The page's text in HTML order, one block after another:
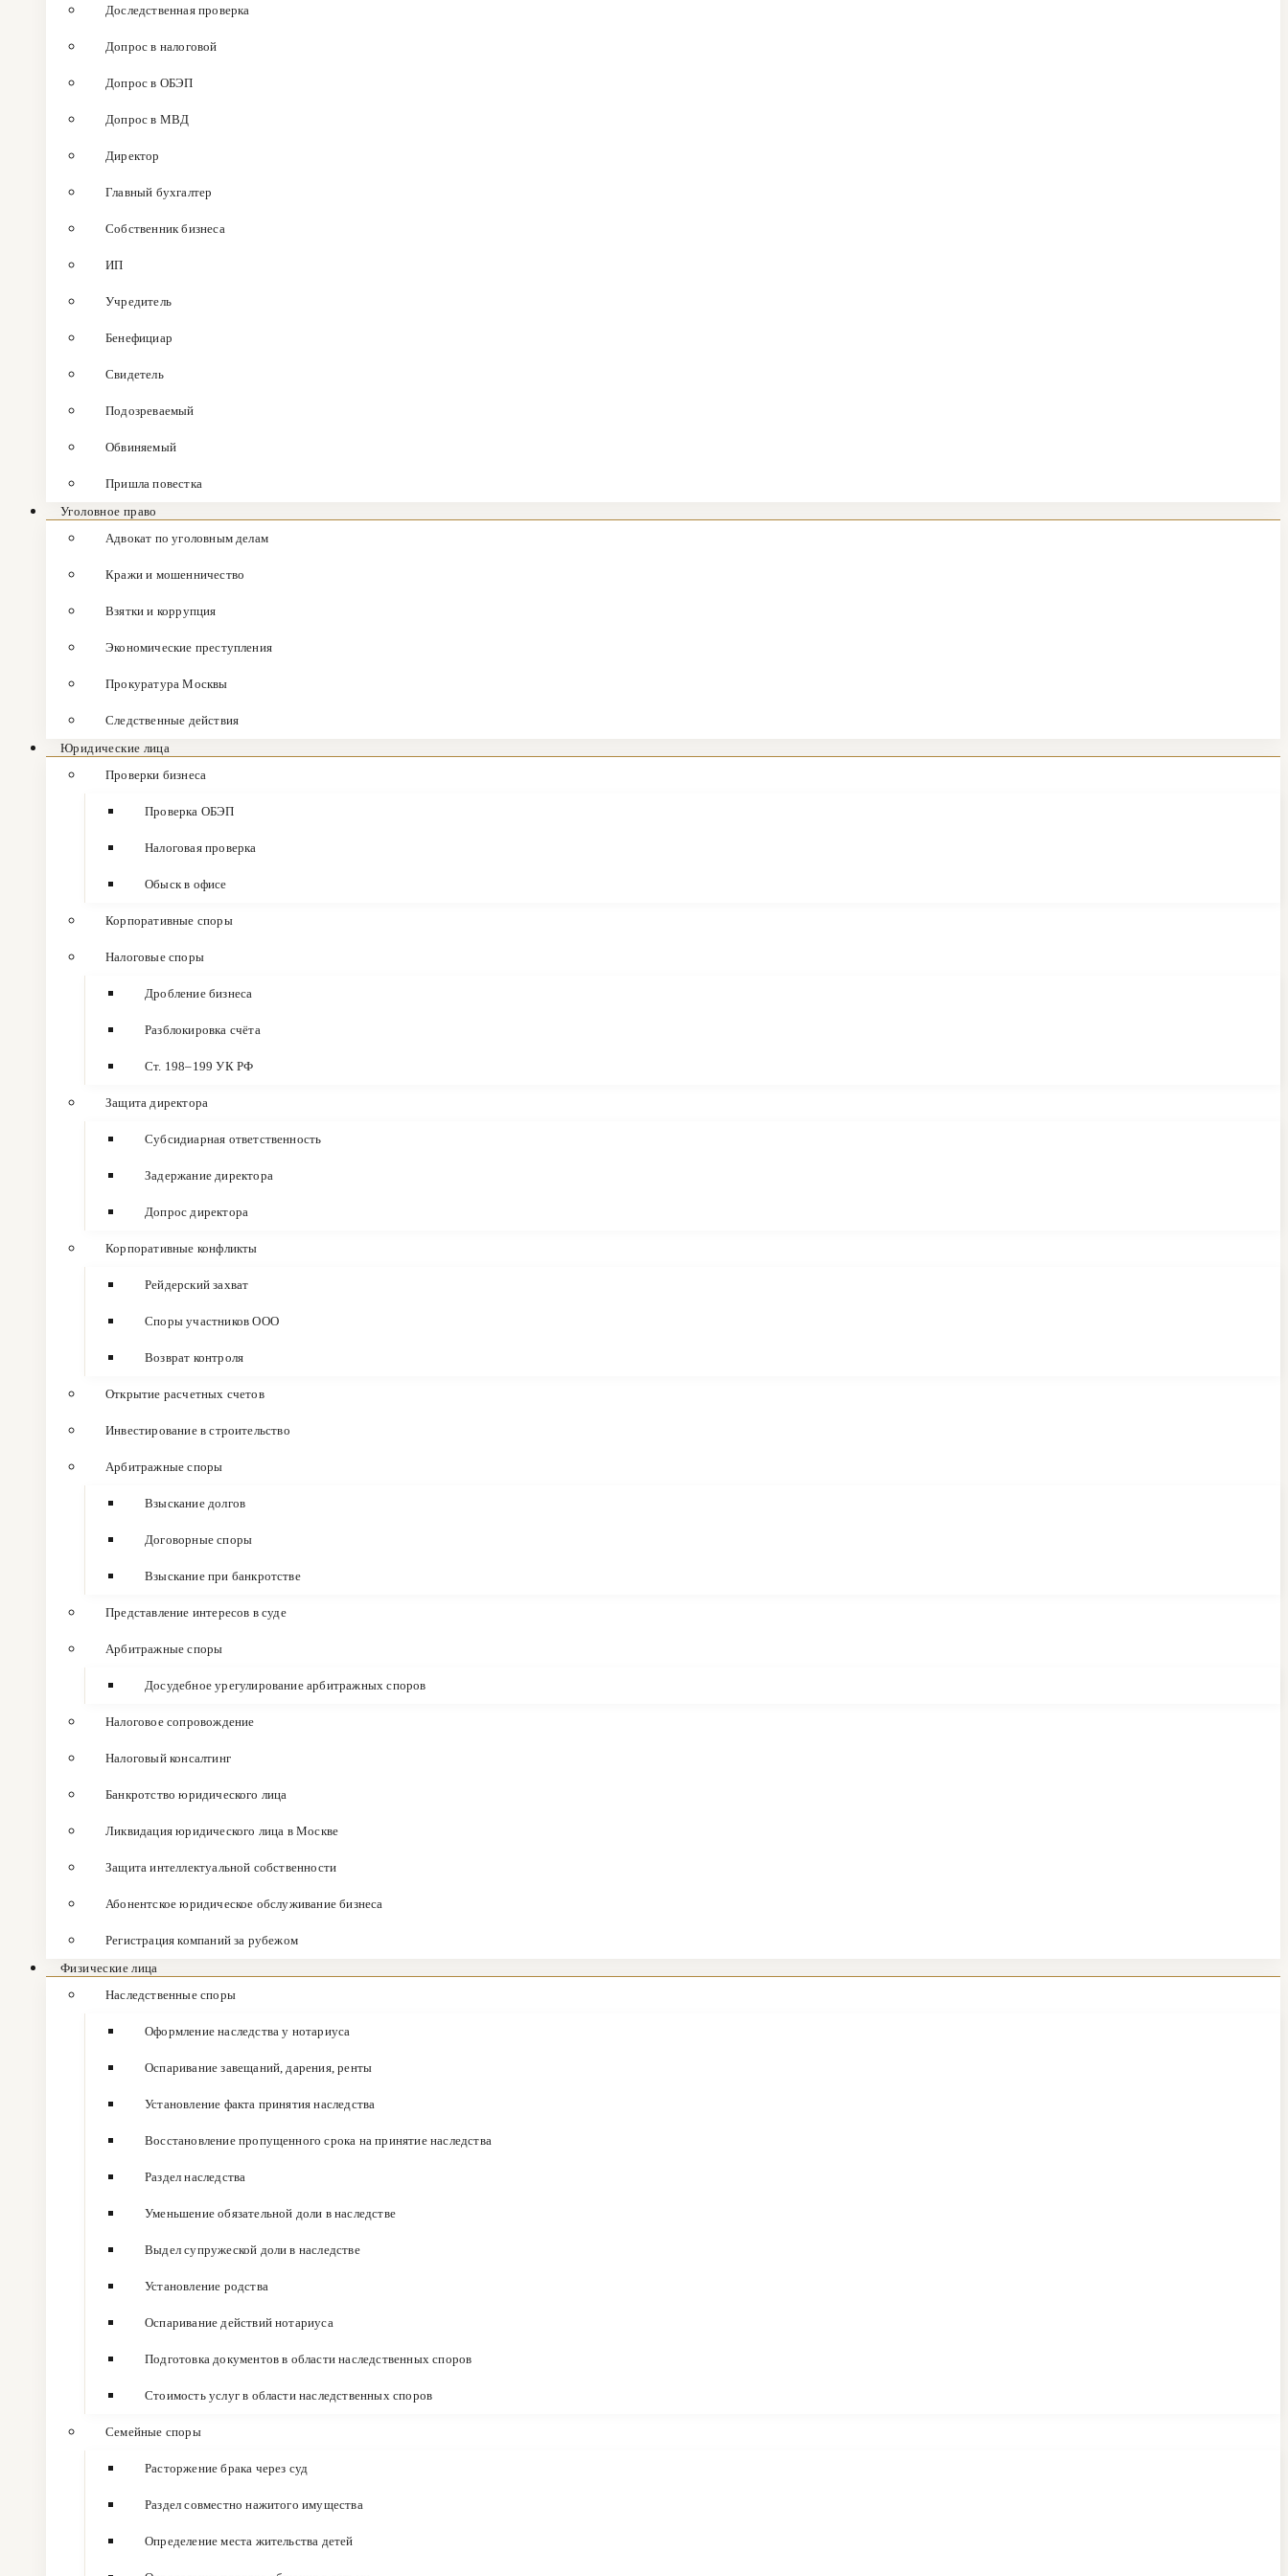
Доследственная проверка
Допрос в налоговой
Допрос в ОБЭП
Допрос в МВД
Директор
Главный бухгалтер
Собственник бизнеса
ИП
Учредитель
Бенефициар
Свидетель
Подозреваемый
Обвиняемый
Пришла повестка
Уголовное право
Адвокат по уголовным делам
Кражи и мошенничество
Взятки и коррупция
Экономические преступления
Прокуратура Москвы
Следственные действия
Юридические лица
Проверки бизнеса
Проверка ОБЭП
Налоговая проверка
Обыск в офисе
Корпоративные споры
Налоговые споры
Дробление бизнеса
Разблокировка счёта
Ст. 198–199 УК РФ
Защита директора
Субсидиарная ответственность
Задержание директора
Допрос директора
Корпоративные конфликты
Рейдерский захват
Споры участников ООО
Возврат контроля
Открытие расчетных счетов
Инвестирование в строительство
Арбитражные споры
Взыскание долгов
Договорные споры
Взыскание при банкротстве
Представление интересов в суде
Арбитражные споры
Досудебное урегулирование арбитражных споров
Налоговое сопровождение
Налоговый консалтинг
Банкротство юридического лица
Ликвидация юридического лица в Москве
Защита интеллектуальной собственности
Абонентское юридическое обслуживание бизнеса
Регистрация компаний за рубежом
Физические лица
Наследственные споры
Оформление наследства у нотариуса
Оспаривание завещаний, дарения, ренты
Установление факта принятия наследства
Восстановление пропущенного срока на принятие наследства
Раздел наследства
Уменьшение обязательной доли в наследстве
Выдел супружеской доли в наследстве
Установление родства
Оспаривание действий нотариуса
Подготовка документов в области наследственных споров
Стоимость услуг в области наследственных споров
Семейные споры
Расторжение брака через суд
Раздел совместно нажитого имущества
Определение места жительства детей